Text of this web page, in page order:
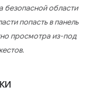
безопасной области
попасть в панель
просмотра из-под